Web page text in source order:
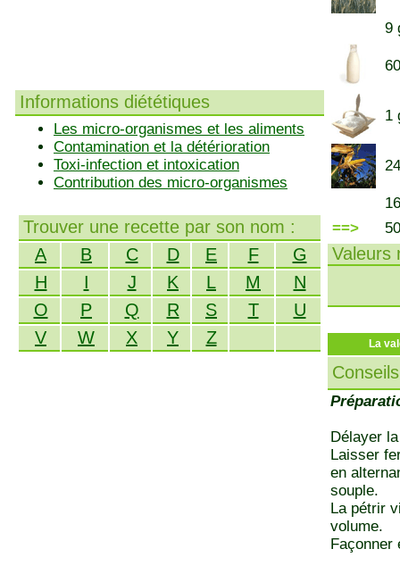
Informations diététiques
Les micro-organismes et les aliments
Contamination et la détérioration
Toxi-infection et intoxication
Contribution des micro-organismes
Trouver une recette par son nom :
A
B C D E F
G
H
I J K L M
N
O
P Q R S T
U
V
W X Y Z
9
1
==>
Valeurs
La
Délayer
Laisser
en
souple.
La pétrir
volume.
Façonner